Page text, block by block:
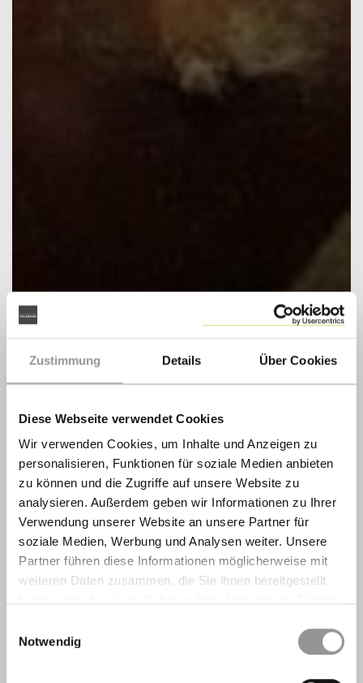
Zustimmung Details Über Cookies
Diese Webseite verwendet Cookies
Wir verwenden Cookies, um Inhalte und Anzeigen zu
personalisieren, Funktionen für soziale Medien anbieten
zu können und die Zugriffe auf unsere Website zu
analysieren. Außerdem geben wir Informationen zu Ihrer
Verwendung unserer Website an unsere Partner für
soziale Medien, Werbung und Analysen weiter. Unsere
Partner führen diese Informationen möglicherweise mit
weiteren Daten zusammen, die Sie ihnen bereitgestellt
Notwendig